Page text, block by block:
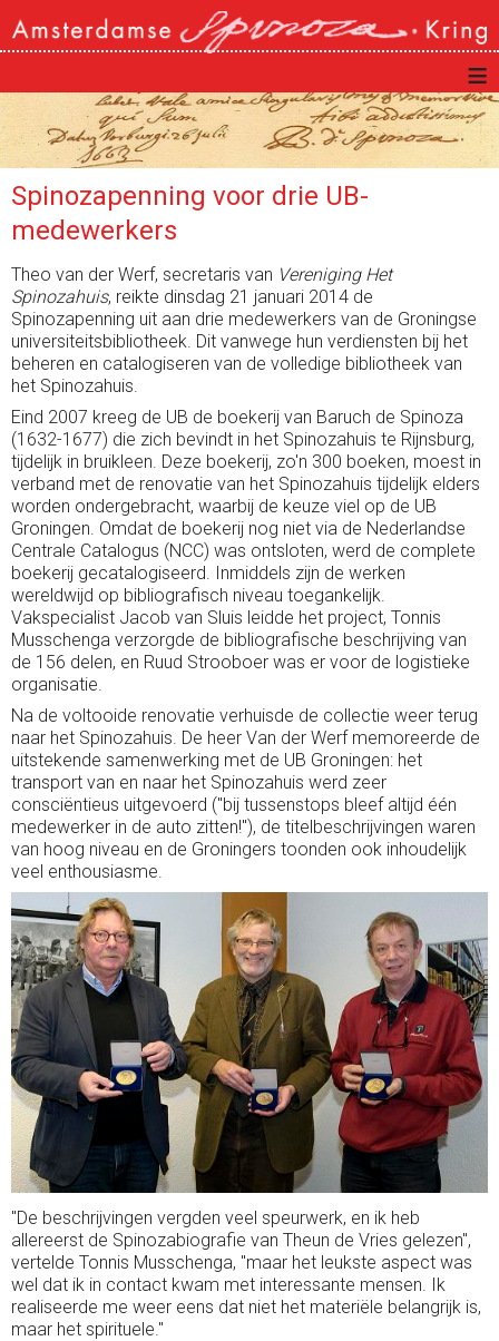
≡
Spinozapenning voor drie UB-
medewerkers
Theo van der Werf, secretaris van Vereniging Het
Spinozahuis, reikte dinsdag 21 januari 2014 de
Spinozapenning uit aan drie medewerkers van de Groningse
universiteitsbibliotheek. Dit vanwege hun verdiensten bij het
beheren en catalogiseren van de volledige bibliotheek van
het Spinozahuis.
Eind 2007 kreeg de UB de boekerij van Baruch de Spinoza
(1632-1677) die zich bevindt in het Spinozahuis te Rijnsburg,
tijdelijk in bruikleen. Deze boekerij, zo'n 300 boeken, moest in
verband met de renovatie van het Spinozahuis tijdelijk elders
worden ondergebracht, waarbij de keuze viel op de UB
Groningen. Omdat de boekerij nog niet via de Nederlandse
Centrale Catalogus (NCC) was ontsloten, werd de complete
boekerij gecatalogiseerd. Inmiddels zijn de werken
wereldwijd op bibliografisch niveau toegankelijk.
Vakspecialist Jacob van Sluis leidde het project, Tonnis
Musschenga verzorgde de bibliografische beschrijving van
de 156 delen, en Ruud Strooboer was er voor de logistieke
organisatie.
Na de voltooide renovatie verhuisde de collectie weer terug
naar het Spinozahuis. De heer Van der Werf memoreerde de
uitstekende samenwerking met de UB Groningen: het
transport van en naar het Spinozahuis werd zeer
consciëntieus uitgevoerd ("bij tussenstops bleef altijd één
medewerker in de auto zitten!"), de titelbeschrijvingen waren
van hoog niveau en de Groningers toonden ook inhoudelijk
veel enthousiasme.
"De beschrijvingen vergden veel speurwerk, en ik heb
allereerst de Spinozabiografie van Theun de Vries gelezen",
vertelde Tonnis Musschenga, "maar het leukste aspect was
wel dat ik in contact kwam met interessante mensen. Ik
realiseerde me weer eens dat niet het materiële belangrijk is,
maar het spirituele."